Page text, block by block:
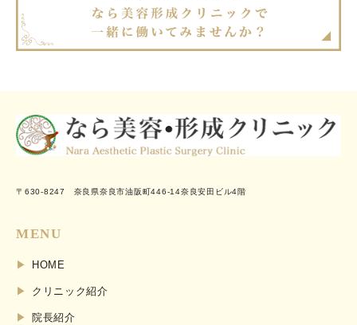
〒630-8247 奈良県奈良市油阪町446-14奈良安田ビル4階
MENU
HOME
クリニック紹介
院長紹介